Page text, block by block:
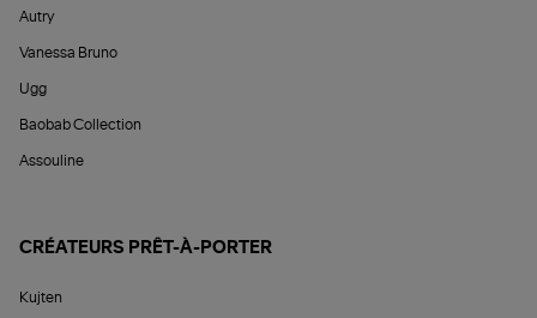
Autry
Vanessa Bruno
Ugg
Baobab Collection
Assouline
CRÉATEURS PRÊT-À-PORTER
Kujten